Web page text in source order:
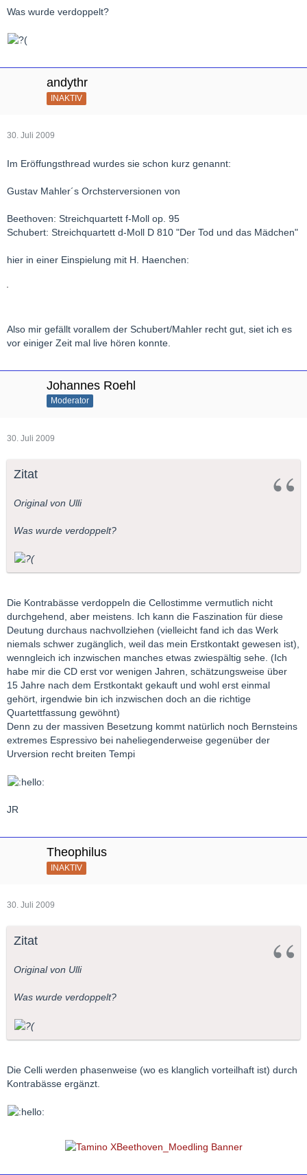
Was wurde verdoppelt?
andythr
INAKTIV
30. Juli 2009
Im Eröffungsthread wurdes sie schon kurz genannt:
Gustav Mahler´s Orchsterversionen von
Beethoven: Streichquartett f-Moll op. 95
Schubert: Streichquartett d-Moll D 810 "Der Tod und das Mädchen"
hier in einer Einspielung mit H. Haenchen:
Also mir gefällt vorallem der Schubert/Mahler recht gut, siet ich es
vor einiger Zeit mal live hören konnte.
Johannes Roehl
Moderator
30. Juli 2009
Zitat
Original von Ulli
Was wurde verdoppelt?
Die Kontrabässe verdoppeln die Cellostimme vermutlich nicht
durchgehend, aber meistens. Ich kann die Faszination für diese
Deutung durchaus nachvollziehen (vielleicht fand ich das Werk
niemals schwer zugänglich, weil das mein Erstkontakt gewesen ist),
wenngleich ich inzwischen manches etwas zwiespältig sehe. (Ich
habe mir die CD erst vor wenigen Jahren, schätzungsweise über
15 Jahre nach dem Erstkontakt gekauft und wohl erst einmal
gehört, irgendwie bin ich inzwischen doch an die richtige
Quartettfassung gewöhnt)
Denn zu der massiven Besetzung kommt natürlich noch Bernsteins
extremes Espressivo bei naheliegenderweise gegenüber der
Urversion recht breiten Tempi
JR
Theophilus
INAKTIV
30. Juli 2009
Zitat
Original von Ulli
Was wurde verdoppelt?
Die Celli werden phasenweise (wo es klanglich vorteilhaft ist) durch
Kontrabässe ergänzt.